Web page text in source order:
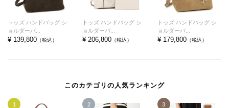
トッズ ハンドバッグ シ
ョルダーバ...
¥ 139,800 （税込）
トッズ ハンドバッグ シ
ョルダーバ...
¥ 206,800 （税込）
トッズ ハンドバッグ シ
ョルダーバ...
¥ 179,800（税込）
このカテゴリの人気ランキング
1 2 3